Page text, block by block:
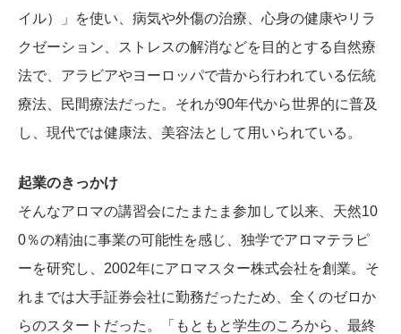
イル）」を使い、病気や外傷の治療、心身の健康やリラ
クゼーション、ストレスの解消などを目的とする自然療
法で、アラビアやヨーロッパで昔から行われている伝統
療法、民間療法だった。それが90年代から世界的に普及
し、現代では健康法、美容法として用いられている。
起業のきっかけ
そんなアロマの講習会にたまたま参加して以来、天然10
0％の精油に事業の可能性を感じ、独学でアロマテラピ
ーを研究し、2002年にアロマスター株式会社を創業。そ
れまでは大手証券会社に勤務だったため、全くのゼロか
らのスタートだった。「もともと学生のころから、最終